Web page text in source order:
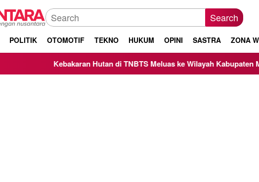
Search
POLITIK OTOMOTIF TEKNO HUKUM OPINI SASTRA ZONA
Kebakaran Hutan di TNBTS Meluas ke Wilayah Kabupaten Malang, Kepala